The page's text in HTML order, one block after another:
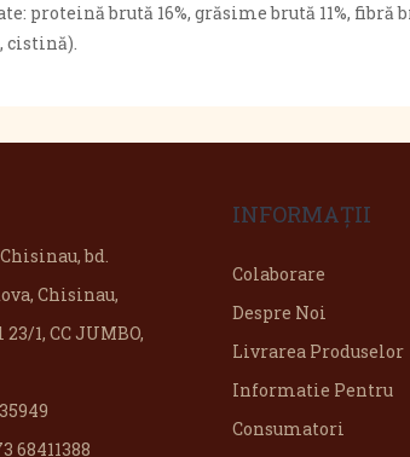
proteină brută 16%, grăsime brută 11%,
cistină).
bd.
Chisinau,
1, CC JUMBO,
68411388
INFORMAŢII
Colaborare
Despre Noi
Livrarea Produselor
Informatie Pentru
Consumatori